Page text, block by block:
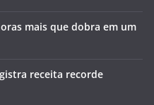
mais que dobra em um
receita recorde